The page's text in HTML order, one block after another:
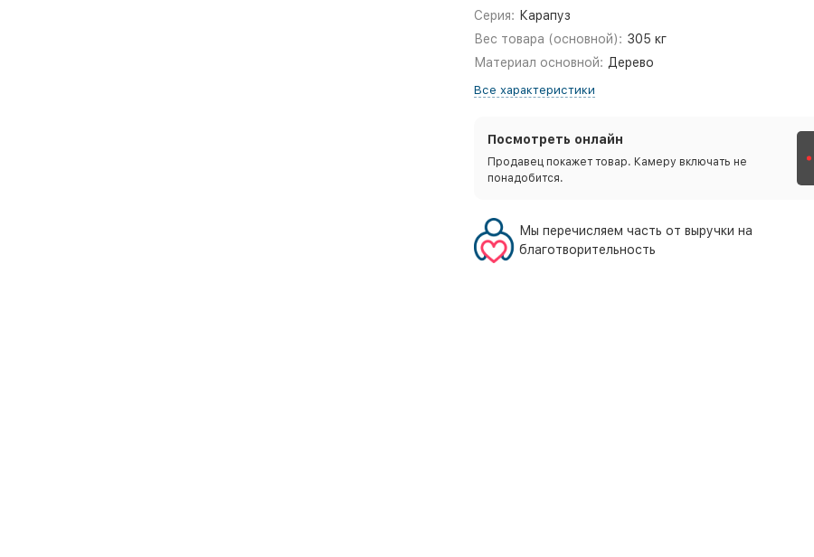
Серия: Карапуз
Вес товара (основной): 305 кг
Материал основной: Дерево
Все характеристики
Посмотреть онлайн
Продавец покажет товар. Камеру включать не
понадобится.
Мы перечисляем часть от выручки на
благотворительность